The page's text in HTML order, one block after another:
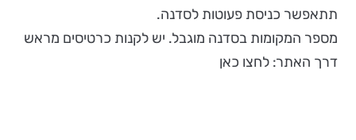
תתאפשר כניסת פעוטות לסדנה.
מספר המקומות בסדנה מוגבל. יש לקנות כרטיסים מראש
דרך האתר: לחצו כאן